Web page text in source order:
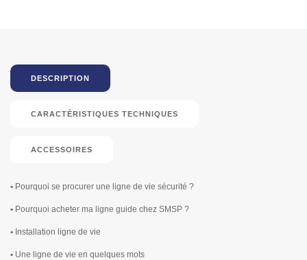
DESCRIPTION
CARACTÉRISTIQUES TECHNIQUES
ACCESSOIRES
• Pourquoi se procurer une ligne de vie sécurité ?
• Pourquoi acheter ma ligne guide chez SMSP ?
• Installation ligne de vie
• Une ligne de vie en quelques mots